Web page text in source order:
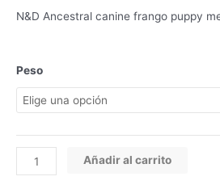
N&D Ancestral canine frango puppy
Peso
N&D
Ancestral
canine
puppy
medium
cantidad
Añadir al carrito